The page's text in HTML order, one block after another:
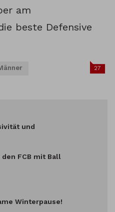
am
beste Defensive
27
und
FCB mit Ball
Winterpause!